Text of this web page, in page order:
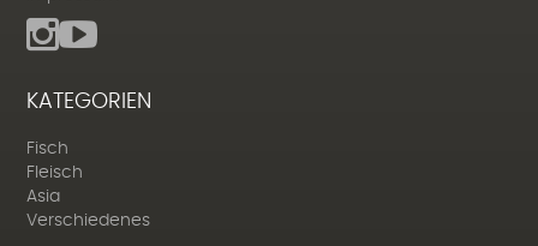
KATEGORIEN
Fisch
Fleisch
Asia
Verschiedenes